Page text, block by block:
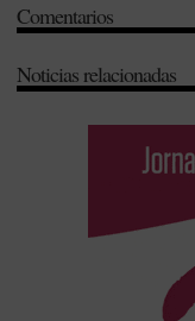
Comentarios
Noticias relacionadas